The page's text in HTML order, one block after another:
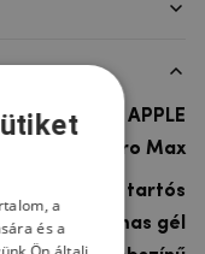
APPLE
iPhone 12 Pro Max
Gél, Ultra tartós
rugalmas gél
a
és a